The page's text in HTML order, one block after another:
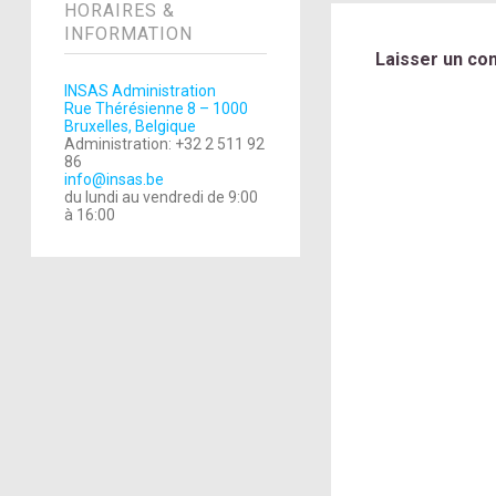
HORAIRES &
INFORMATION
INSAS Administration
Rue Thérésienne 8 – 1000
Bruxelles, Belgique
Administration: +32 2 511 92
86
info@insas.be
du lundi au vendredi de 9:00
à 16:00
Laisser un